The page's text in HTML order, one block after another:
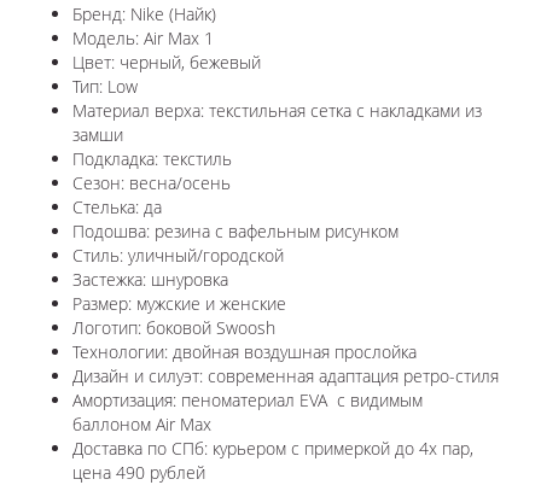
Бренд: Nike (Найк)
Модель: Air Max 1
Цвет: черный, бежевый
Тип: Low
Материал верха: текстильная сетка с накладками из
замши
Подкладка: текстиль
Сезон: весна/осень
Стелька: да
Подошва: резина с вафельным рисунком
Стиль: уличный/городской
Застежка: шнуровка
Размер: мужские и женские
Логотип: боковой Swoosh
Технологии: двойная воздушная прослойка
Дизайн и силуэт: современная адаптация ретро-стиля
Амортизация: пеноматериал EVA с видимым
баллоном Air Max
Доставка по СПб: курьером с примеркой до 4х пар,
цена 490 рублей